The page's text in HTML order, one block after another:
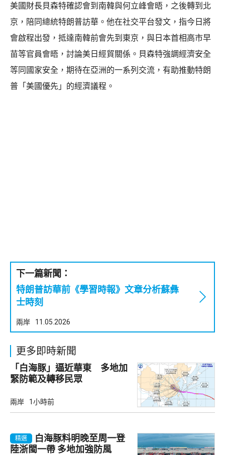
美國財長貝森特確認會到南韓與何立峰會晤，之後轉到北
京，陪同總統特朗普訪華。他在社交平台發文，指今日將
會啟程出發，抵達南韓前會先到東京，與日本首相高市早
苗等官員會晤，討論美日經貿關係。貝森特強調經濟安全
等同國家安全，期待在亞洲的一系列交流，有助推動特朗
普「美國優先」的經濟議程。
下一篇新聞：
特朗普訪華前《學習時報》文章分析蘇彝
士時刻
兩岸 11.05.2026
更多即時新聞
「白海豚」逼近華東 多地加
緊防範及轉移民眾
兩岸 1小時前
精選
白海豚料明晚至周一登
陸浙閩一帶 多地加強防風